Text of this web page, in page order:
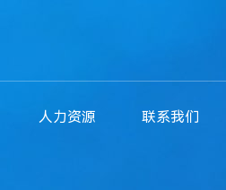
人力资源 联系我们